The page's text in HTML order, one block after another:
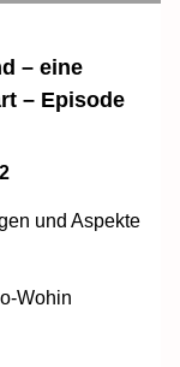
– eine
– Episode
und Aspekte
Wohin